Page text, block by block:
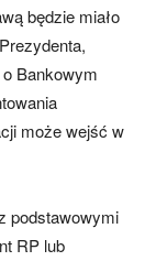
będzie miało
Bankowym
może wejść w
podstawowymi
RP lub